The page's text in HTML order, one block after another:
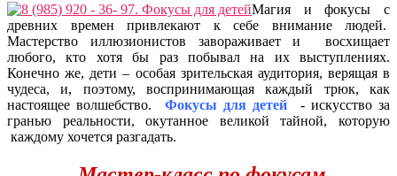
Магия и фокусы с
древних времен привлекают к себе внимание людей.
Мастерство иллюзионистов завораживает и восхищает
любого, кто хотя бы раз побывал на их выступлениях.
Конечно же, дети – особая зрительская аудитория, верящая в
чудеса, и, поэтому, воспринимающая каждый трюк, как
настоящее волшебство. Фокусы для детей
- искусство за
гранью реальности, окутанное великой тайной, которую
каждому хочется разгадать.